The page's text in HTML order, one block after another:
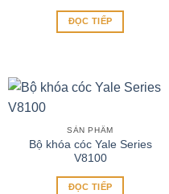
ĐỌC TIẾP
SẢN PHẨM
Bộ khóa cóc Yale Series
V8100
ĐỌC TIẾP